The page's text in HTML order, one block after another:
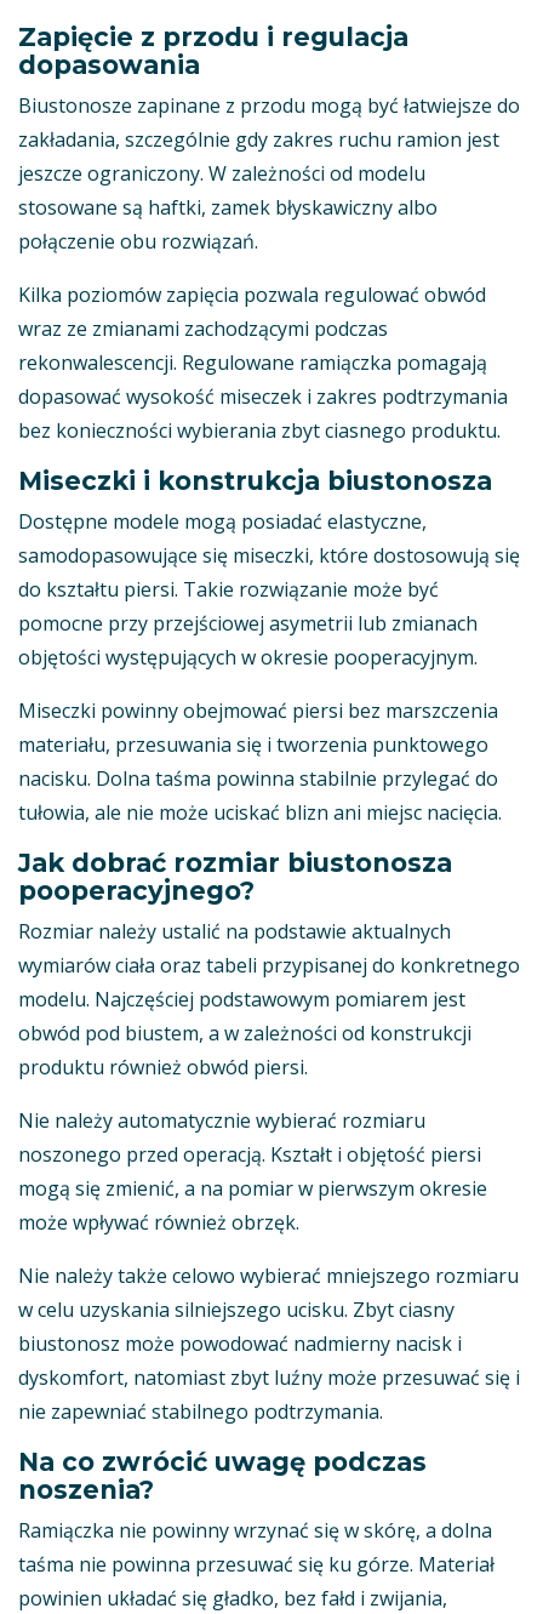
Zapięcie z przodu i regulacja
dopasowania
Biustonosze zapinane z przodu mogą być łatwiejsze do
zakładania, szczególnie gdy zakres ruchu ramion jest
jeszcze ograniczony. W zależności od modelu
stosowane są haftki, zamek błyskawiczny albo
połączenie obu rozwiązań.
Kilka poziomów zapięcia pozwala regulować obwód
wraz ze zmianami zachodzącymi podczas
rekonwalescencji. Regulowane ramiączka pomagają
dopasować wysokość miseczek i zakres podtrzymania
bez konieczności wybierania zbyt ciasnego produktu.
Miseczki i konstrukcja biustonosza
Dostępne modele mogą posiadać elastyczne,
samodopasowujące się miseczki, które dostosowują się
do kształtu piersi. Takie rozwiązanie może być
pomocne przy przejściowej asymetrii lub zmianach
objętości występujących w okresie pooperacyjnym.
Miseczki powinny obejmować piersi bez marszczenia
materiału, przesuwania się i tworzenia punktowego
nacisku. Dolna taśma powinna stabilnie przylegać do
tułowia, ale nie może uciskać blizn ani miejsc nacięcia.
Jak dobrać rozmiar biustonosza
pooperacyjnego?
Rozmiar należy ustalić na podstawie aktualnych
wymiarów ciała oraz tabeli przypisanej do konkretnego
modelu. Najczęściej podstawowym pomiarem jest
obwód pod biustem, a w zależności od konstrukcji
produktu również obwód piersi.
Nie należy automatycznie wybierać rozmiaru
noszonego przed operacją. Kształt i objętość piersi
mogą się zmienić, a na pomiar w pierwszym okresie
może wpływać również obrzęk.
Nie należy także celowo wybierać mniejszego rozmiaru
w celu uzyskania silniejszego ucisku. Zbyt ciasny
biustonosz może powodować nadmierny nacisk i
dyskomfort, natomiast zbyt luźny może przesuwać się i
nie zapewniać stabilnego podtrzymania.
Na co zwrócić uwagę podczas
noszenia?
Ramiączka nie powinny wrzynać się w skórę, a dolna
taśma nie powinna przesuwać się ku górze. Materiał
powinien układać się gładko, bez fałd i zwijania,